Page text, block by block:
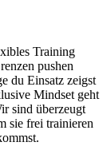
Training
pushen
du Einsatz zeigst
Mindset geht
sind überzeugt
sie frei trainieren